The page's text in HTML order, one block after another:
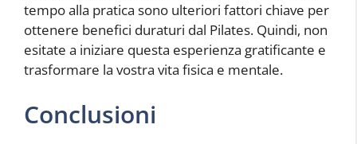
tempo alla pratica sono ulteriori fattori chiave per
ottenere benefici duraturi dal Pilates. Quindi, non
esitate a iniziare questa esperienza gratificante e
trasformare la vostra vita fisica e mentale.
Conclusioni